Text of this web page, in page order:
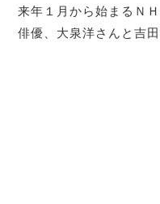
来年１月から始まるＮ
俳優、大泉洋さんと吉